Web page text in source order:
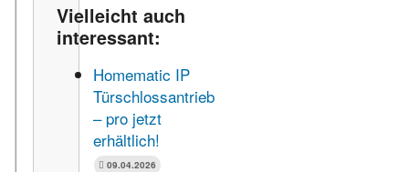
Vielleicht auch
interessant:
Homematic IP
Türschlossantrieb
– pro jetzt
erhältlich!
09.04.2026